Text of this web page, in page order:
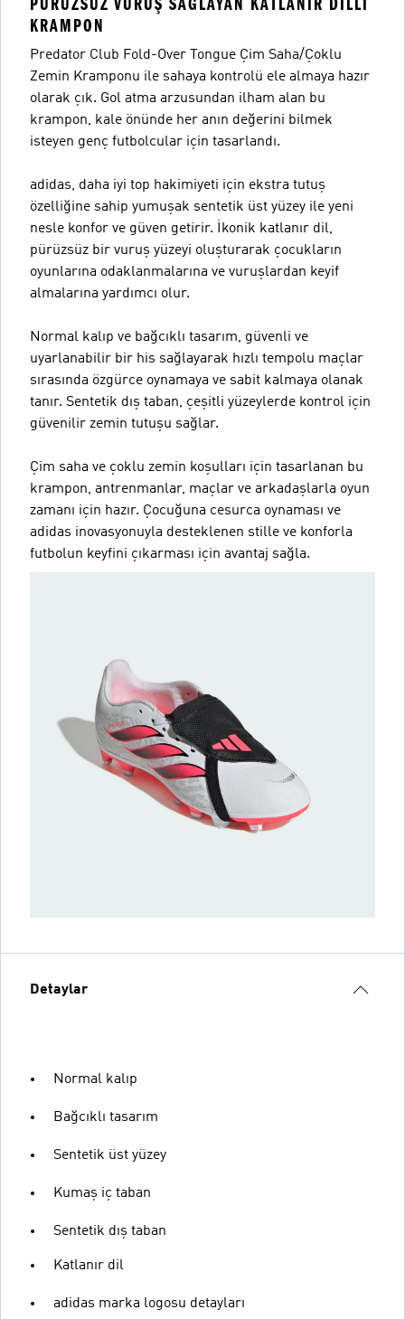
KRAMPON
Predator Club Fold-Over Tongue Çim Saha/Çoklu
Zemin Kramponu ile sahaya kontrolü ele almaya hazır
olarak çık. Gol atma arzusundan ilham alan bu
krampon, kale önünde her anın değerini bilmek
isteyen genç futbolcular için tasarlandı.
adidas, daha iyi top hakimiyeti için ekstra tutuş
özelliğine sahip yumuşak sentetik üst yüzey ile yeni
nesle konfor ve güven getirir. İkonik katlanır dil,
pürüzsüz bir vuruş yüzeyi oluşturarak çocukların
oyunlarına odaklanmalarına ve vuruşlardan keyif
almalarına yardımcı olur.
Normal kalıp ve bağcıklı tasarım, güvenli ve
uyarlanabilir bir his sağlayarak hızlı tempolu maçlar
sırasında özgürce oynamaya ve sabit kalmaya olanak
tanır. Sentetik dış taban, çeşitli yüzeylerde kontrol için
güvenilir zemin tutuşu sağlar.
Çim saha ve çoklu zemin koşulları için tasarlanan bu
krampon, antrenmanlar, maçlar ve arkadaşlarla oyun
zamanı için hazır. Çocuğuna cesurca oynaması ve
adidas inovasyonuyla desteklenen stille ve konforla
futbolun keyfini çıkarması için avantaj sağla.
Detaylar
Normal kalıp
Bağcıklı tasarım
Sentetik üst yüzey
Kumaş iç taban
Sentetik dış taban
Katlanır dil
adidas marka logosu detayları